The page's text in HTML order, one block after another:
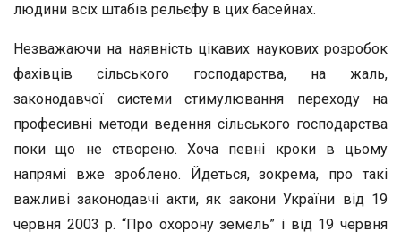
люди­ни всіх штабів рельєфу в цих басейнах.
Незважаючи на наявність цікавих наукових розробок
фахівців сільського господарства, на жаль,
законодавчої системи стимулю­вання переходу на
професивні методи ведення сільського госпо­дарства
поки що не створено. Хоча певні кроки в цьому
напрямі вже зроблено. Йдеться, зокрема, про такі
важливі законодавчі ак­ти, як закони України від 19
червня 2003 р. “Про охорону земель” і від 19 червня